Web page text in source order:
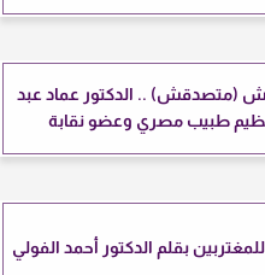
(متصدقش) .. الدكتور عماد عبد
طبيب مصري وعضو نقابة